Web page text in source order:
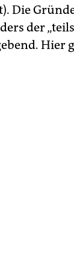
Die
der
Hier